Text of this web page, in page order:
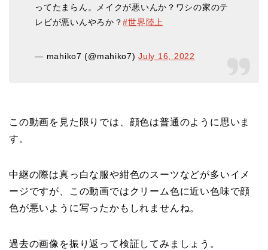
ってたまらん。メイクが悪いんか？ワシの家のテ
レビが悪いんやろか？#世界陸上
— mahiko7 (@mahiko7)July 16, 2022
この動画を見た限りでは、顔色は普通のように思いま
す。
中継の際は真っ白な服や紺色のスーツなどが多いイメ
ージですが、この動画ではクリーム色に近い色味で顔
色が悪いように写ったかもしれませんね。
過去の画像を振り返って検証してみましょう。